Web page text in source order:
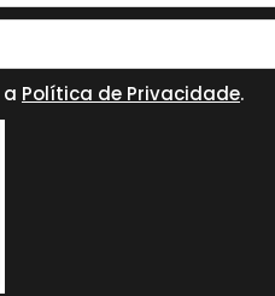
Política de Privacidade.